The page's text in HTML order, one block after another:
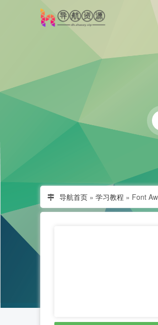
导航首页 » 学习教程 » Font